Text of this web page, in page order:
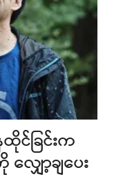
င်ခြင်းက
ျှော့ချပေး